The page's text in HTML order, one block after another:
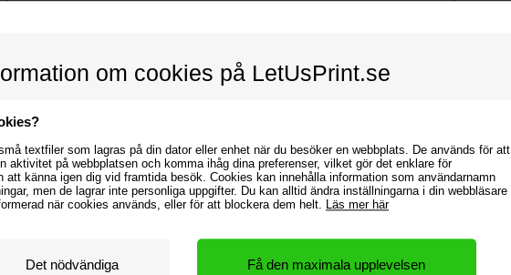
om cookies på LetUsPrint.se
textfiler som lagras på din dator eller enhet när du besöker en webbplats. De används för att
aktivitet på webbplatsen och komma ihåg dina preferenser, vilket gör det enklare för
att känna igen dig vid framtida besök. Cookies kan innehålla information som användarnamn
men de lagrar inte personliga uppgifter. Du kan alltid ändra inställningarna i din webbläsare
när cookies används, eller för att blockera dem helt. Läs mer här